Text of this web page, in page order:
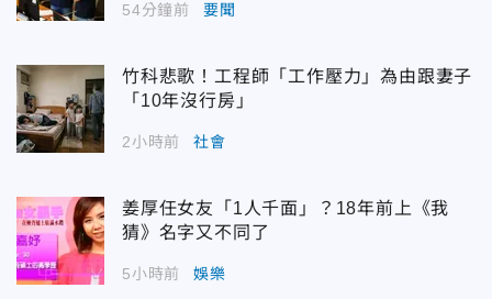
54分鐘前 要聞
竹科悲歌！工程師「工作壓力」為由跟妻子
「10年沒行房」
2小時前 社會
姜厚任女友「1人千面」？18年前上《我
猜》名字又不同了
5小時前 娛樂